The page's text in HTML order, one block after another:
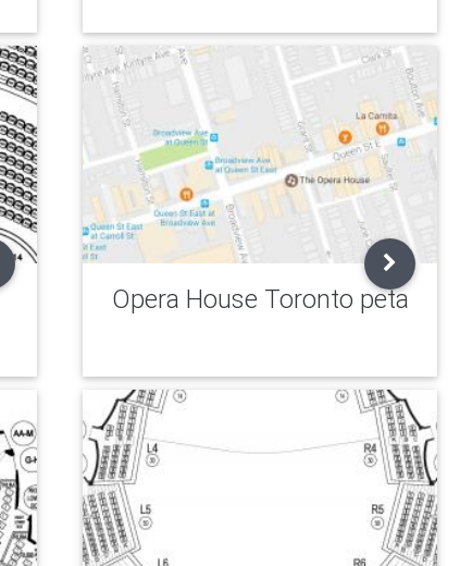
Opera House Toronto peta